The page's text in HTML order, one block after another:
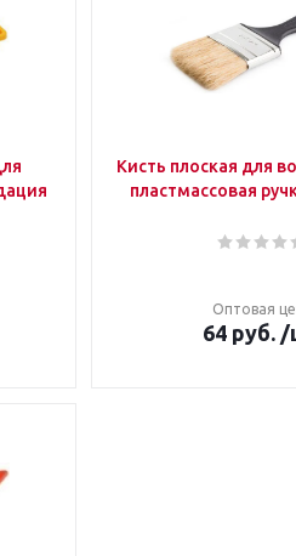
Кисть плоская для
пластмассовая
Оптовая
64 руб. /